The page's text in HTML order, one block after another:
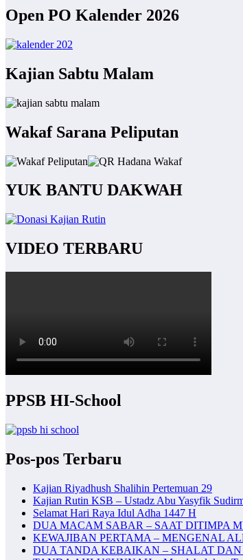
Open PO Kalender 2026
Kajian Sabtu Malam
Wakaf Sarana Peliputan
YUK BANTU DAKWAH
VIDEO TERBARU
PPSB HI-School
Pos-pos Terbaru
Kajian Riyadhush Shalihin Pertemuan 29
Kajian Rutin KSB – Ustadz Abu Yasyfik
Selamat Hari Raya Idul Adha 1447 H
DUA MACAM SABAR – SAAT DITIMPA
KEWAJIBAN PERTAMA – MENGENAL
DUA TANDA KEBAIKAN – SHALAT